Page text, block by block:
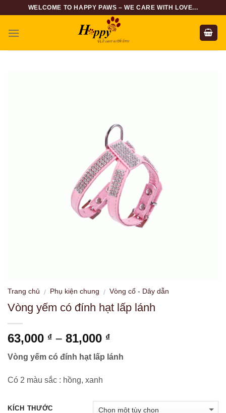
content
WELCOME TO HAPPY PAWS – WE CARE WITH LOVE...
Trang chủ / Phụ kiện chung / Vòng cổ - Dây dẫn
Vòng yếm có đính hạt lấp lánh
63,000 ₫ – 81,000 ₫Khoảng
giá:
từ
81,000 ₫
Vòng yếm có đính hạt lấp lánh
Có 2 màu sắc : hồng, xanh
KÍCH THƯỚC